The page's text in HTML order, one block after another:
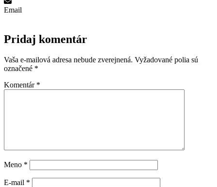
Email
Pridaj komentár
Vaša e-mailová adresa nebude zverejnená. Vyžadované polia sú
označené *
Komentár *
Meno *
E-mail *